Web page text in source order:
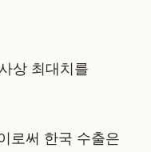
상 최대치를
로써 한국 수출은